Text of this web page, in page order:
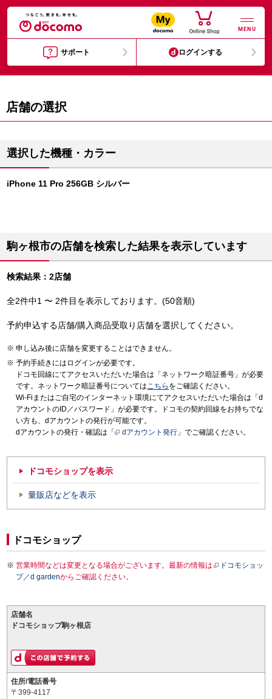
MENU
サポート ログインする
店舗の選択
選択した機種・カラー
iPhone 11 Pro 256GB シルバー
駒ヶ根市の店舗を検索した結果を表示しています
検索結果：2店舗
全2件中1 〜 2件目を表示しております。(50音順)
予約申込する店舗/購入商品受取り店舗を選択してください。
申し込み後に店舗を変更することはできません。
予約手続きにはログインが必要です。
ドコモ回線にてアクセスいただいた場合は「ネットワーク暗証番号」が必要
です。ネットワーク暗証番号についてはこちら をご確認ください。
Wi-Fiまたはご自宅のインターネット環境にてアクセスいただいた場合は「d
アカウントのID／パスワード」が必要です。ドコモの契約回線をお持ちでな
い方も、dアカウントの発行が可能です。
dアカウントの発行・確認は「
dアカウント発行 」でご確認ください。
ドコモショップを表示
量販店などを表示
ドコモショップ
営業時間などは変更となる場合がございます。最新の情報は
ドコモショッ
プ／d gardenからご確認ください。
店舗名
ドコモショップ駒ヶ根店
住所/電話番号
〒399-4117